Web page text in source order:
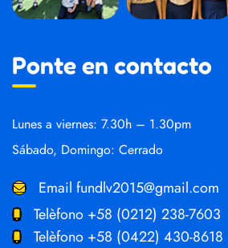
Ponte en contacto
Lunes a viernes: 7.30h – 1.30pm
Sábado, Domingo: Cerrado
Email fundlv2015@gmail.com
Telèfono +58 (0212) 238-7603
Telèfono +58 (0422) 430-8618